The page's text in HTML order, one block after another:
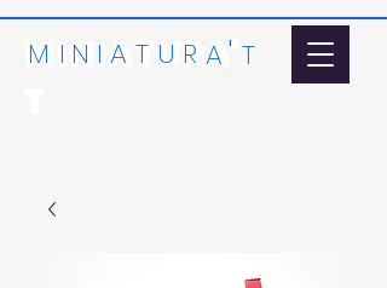
MINIATURA'
MINIAT URA T
'